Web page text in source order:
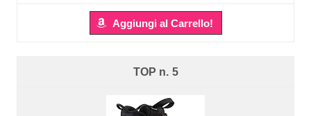
Aggiungi al Carrello!
5